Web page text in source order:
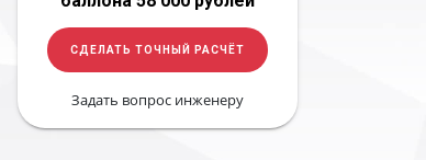
СДЕЛАТЬ ТОЧНЫЙ РАСЧЁТ
Задать вопрос инженеру